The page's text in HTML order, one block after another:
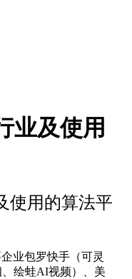
业及使用
使用的算法平
业包罗快手（可灵
绘蛙AI视频）、美